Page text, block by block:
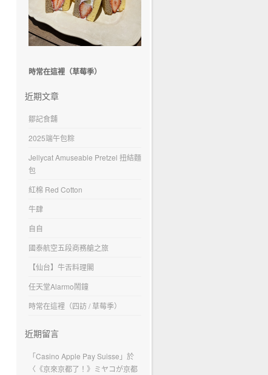
時常在這裡（草莓季）
近期文章
鄒記食舖
2025端午包粽
Jellycat Amuseable Pretzel 扭結麵
包
紅棉 Red Cotton
牛肆
自自
國泰航空五段商務艙之旅
【仙台】牛舌料理閣
任天堂Alarmo鬧鐘
時常在這裡（四訪 / 草莓季）
近期留言
「Casino Apple Pay Suisse 」於
〈 《京來京都了！》ミヤコが京都